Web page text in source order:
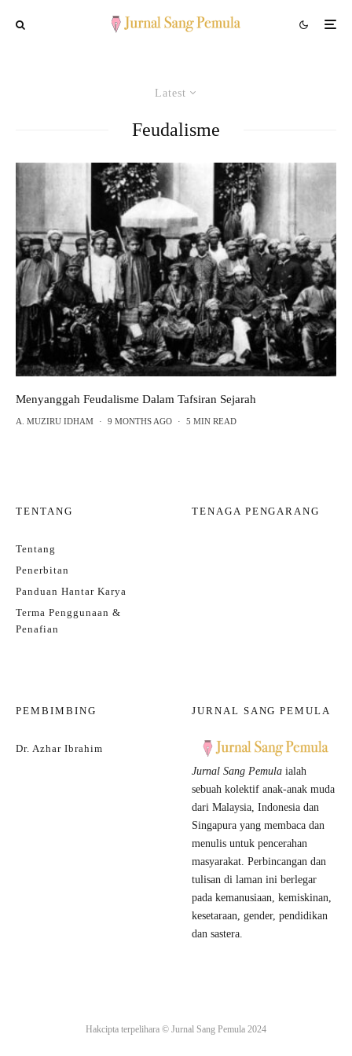
Latest
Feudalisme
Menyanggah Feudalisme Dalam Tafsiran Sejarah
A. MUZIRU IDHAM · 9 MONTHS AGO · 5 MIN READ
TENTANG
Tentang
Penerbitan
Panduan Hantar Karya
Terma Penggunaan &
Penafian
TENAGA PENGARANG
PEMBIMBING
Dr. Azhar Ibrahim
JURNAL SANG PEMULA
Jurnal Sang Pemula ialah
sebuah kolektif anak-anak muda
dari Malaysia, Indonesia dan
Singapura yang membaca dan
menulis untuk pencerahan
masyarakat. Perbincangan dan
tulisan di laman ini berlegar
pada kemanusiaan, kemiskinan,
kesetaraan, gender, pendidikan
dan sastera.
Hakcipta terpelihara © Jurnal Sang Pemula 2024